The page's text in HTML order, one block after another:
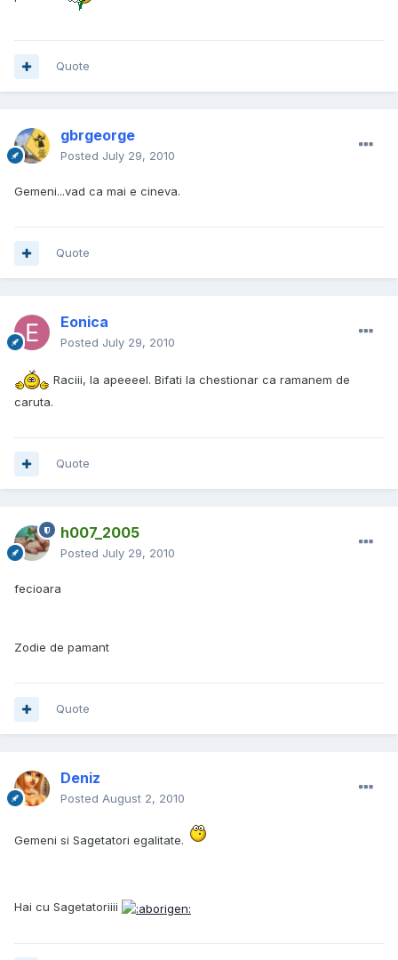
Quote
gbrgeorge
Posted July 29, 2010
Gemeni...vad ca mai e cineva.
Quote
Eonica
Posted July 29, 2010
Raciii, la apeeeel. Bifati la chestionar ca ramanem de
caruta.
Quote
h007_2005
Posted July 29, 2010
fecioara
Zodie de pamant
Quote
Deniz
Posted August 2, 2010
Gemeni si Sagetatori egalitate.
Hai cu Sagetatoriiii